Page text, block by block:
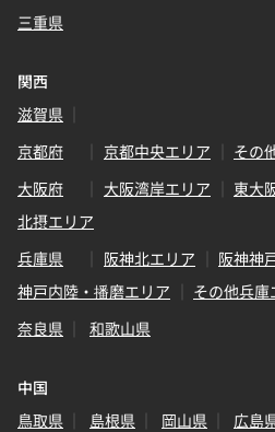
三重県
関西
滋賀県
京都府
京都中央エリア
その
大阪府
大阪湾岸エリア 東大
北摂エリア
兵庫県
阪神北エリア
阪神神
神戸内陸・播磨エリア
その他兵庫
奈良県
和歌山県
中国
鳥取県
島根県 岡山県 広島